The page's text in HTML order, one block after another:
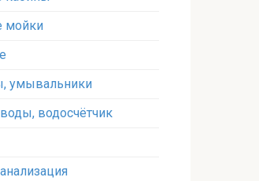
мойки
умывальники
водосчётчик